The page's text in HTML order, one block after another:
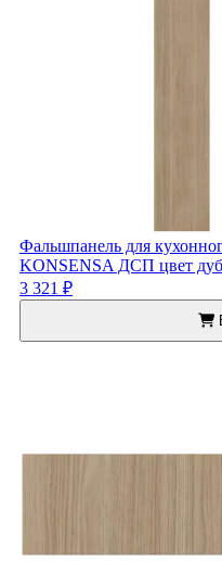
Фальшпанель для
KONSENSA ДСП цвет
3 321 ₽